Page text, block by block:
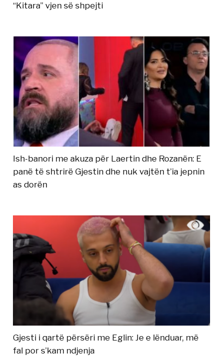
“Kitara” vjen së shpejti
Ish-banori me akuza për Laertin dhe Rozanën: E
panë të shtrirë Gjestin dhe nuk vajtën t’ia jepnin
as dorën
Gjesti i qartë përsëri me Eglin: Je e lënduar, më
fal por s’kam ndjenja